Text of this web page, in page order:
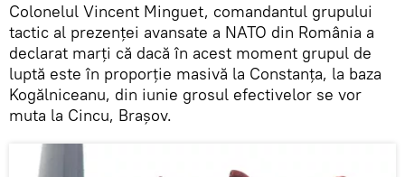
Colonelul Vincent Minguet, comandantul grupului
tactic al prezenței avansate a NATO din România a
declarat marți că dacă în acest moment grupul de
luptă este în proporție masivă la Constanța, la baza
Kogălniceanu, din iunie grosul efectivelor se vor
muta la Cincu, Brașov.